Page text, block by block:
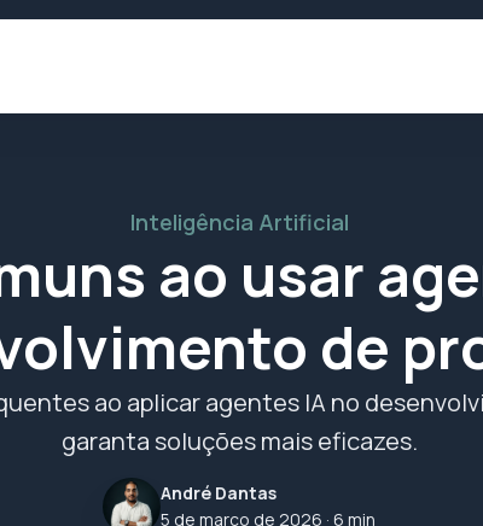
Inteligência Artificial
ao usar
de
ao aplicar agentes IA no
garanta soluções mais eficazes.
André Dantas
5 de março de 2026 · 6 min